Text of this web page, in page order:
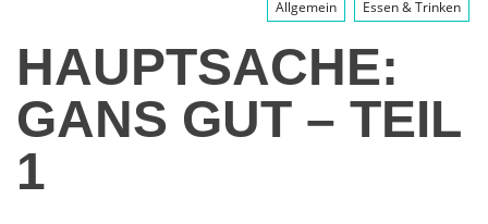
Allgemein Essen & Trinken
HAUPTSACHE:
GANS GUT – TEIL
1